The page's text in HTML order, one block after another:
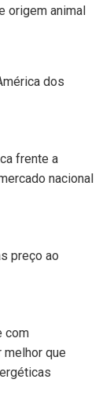
origem animal
dos
frente a
nacional
preço ao
com
que